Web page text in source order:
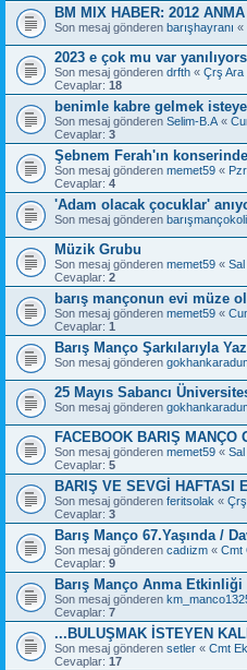
BM MIX HABER: 2012
Son mesaj gönderen barışhayranı «
2023 e çok mu var
Son mesaj gönderen drfth « Çrş Ara
Cevaplar: 18
benimle kabre gelmek
Son mesaj gönderen Selim-B.A «
Cevaplar: 3
Şebnem Ferah'ın
Son mesaj gönderen memet59 «
Cevaplar: 4
'Adam olacak çocuklar'
Son mesaj gönderen
Müzik Grubu
Son mesaj gönderen memet59 «
Cevaplar: 2
barış mançonun evi müze
Son mesaj gönderen memet59 «
Cevaplar: 1
Barış Manço Şarkılarıyla
Son mesaj gönderen
25 Mayıs Sabancı
Son mesaj gönderen
FACEBOOK BARIŞ MANÇO
Son mesaj gönderen memet59 «
Cevaplar: 5
BARIŞ VE SEVGİ HAFTASI
Son mesaj gönderen feritsolak «
Cevaplar: 3
Barış Manço 67.Yaşında /
Son mesaj gönderen cadıizm « Cmt
Cevaplar: 9
Barış Manço Anma Etkinliği
Son mesaj gönderen
Cevaplar: 7
...BULUŞMAK İSTEYEN
Son mesaj gönderen setler « Cmt
Cevaplar: 17